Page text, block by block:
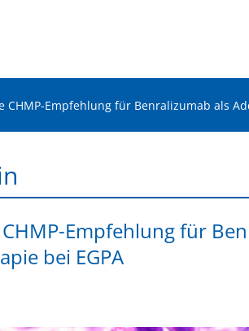
CHMP-Empfehlung für Benralizumab als
Empfehlung für
bei EGPA